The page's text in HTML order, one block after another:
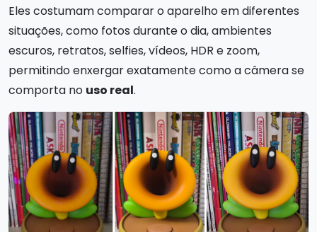
Eles costumam comparar o aparelho em diferentes
situações, como fotos durante o dia, ambientes
escuros, retratos, selfies, vídeos, HDR e zoom,
permitindo enxergar exatamente como a câmera se
comporta no uso real.